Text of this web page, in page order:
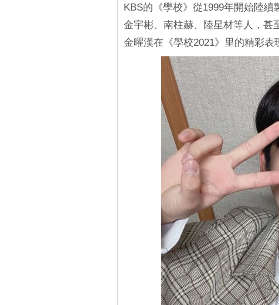
KBS的《學校》從1999年開始陸續
金宇彬、南柱赫、陸星材等人，甚
金曜漢在《學校2021》里的精彩表